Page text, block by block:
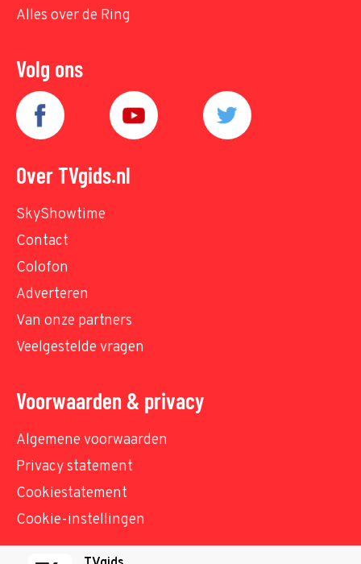
Alles over de Ring
Volg ons
Over TVgids.nl
SkyShowtime
Contact
Colofon
Adverteren
Van onze partners
Veelgestelde vragen
Voorwaarden & privacy
Algemene voorwaarden
Privacy statement
Cookiestatement
Cookie-instellingen